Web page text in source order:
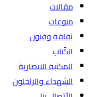
مقالات
منوعات
ثقافة وفنون
الكُتاب
المكتبة الانصارية
الشهداء والراحلون